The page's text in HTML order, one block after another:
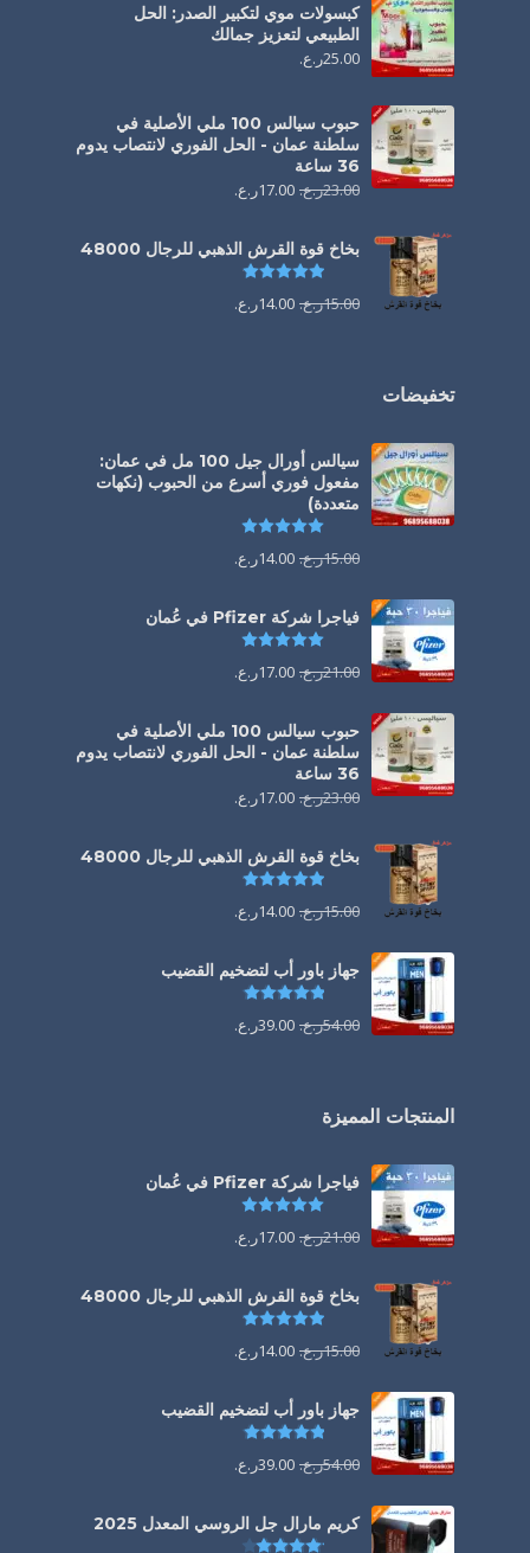
كبسولات موي لتكبير الصدر: الحل
الطبيعي لتعزيز جمالك
25.00ر.ع.
حبوب سيالس 100 ملي الأصلية في
سلطنة عمان - الحل الفوري لانتصاب يدوم
36 ساعة
23.00ر.ع. 17.00ر.ع.
بخاخ قوة القرش الذهبي للرجال 48000
تم التقييم
15.00ر.ع. 14.00ر.ع.
تخفيضات
سيالس أورال جيل 100 مل في عمان:
مفعول فوري أسرع من الحبوب (نكهات
متعددة)
15.00ر.ع. 14.00ر.ع.
فياجرا شركة Pfizer في عُمان
21.00ر.ع. 17.00ر.ع.
حبوب سيالس 100 ملي الأصلية في
سلطنة عمان - الحل الفوري لانتصاب يدوم
36 ساعة
23.00ر.ع. 17.00ر.ع.
بخاخ قوة القرش الذهبي للرجال 48000
تم التقييم
15.00ر.ع. 14.00ر.ع.
جهاز باور أب لتضخيم القضيب
تم التقييم
54.00ر.ع. 39.00ر.ع.
المنتجات المميزة
فياجرا شركة Pfizer في عُمان
21.00ر.ع. 17.00ر.ع.
بخاخ قوة القرش الذهبي للرجال 48000
تم التقييم
15.00ر.ع. 14.00ر.ع.
جهاز باور أب لتضخيم القضيب
تم التقييم
54.00ر.ع. 39.00ر.ع.
كريم مارال جل الروسي المعدل 2025
تم التقييم